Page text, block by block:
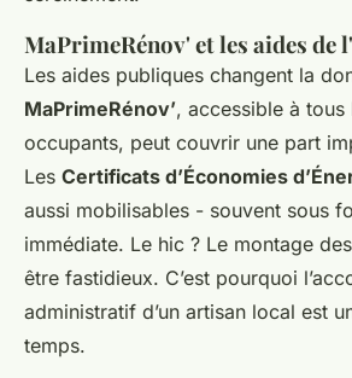
MaPrimeRénov' et les aides de
Les aides publiques changent la
MaPrimeRénov’, accessible à
occupants, peut couvrir une part
Les Certificats d’Économies
aussi mobilisables - souvent sous
immédiate. Le hic ? Le montage
être fastidieux. C’est pourquoi
administratif d’un artisan local est
temps.